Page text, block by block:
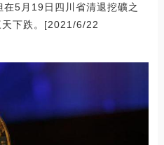
5月19日四川省清退挖礦之
天下跌。[2021/6/22